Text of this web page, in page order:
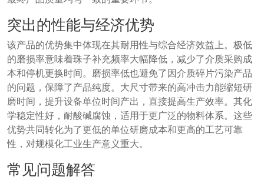
突出的性能与经济优势
该产品的优势集中体现在其耐用性与综合经济效益上。极低
的磨损率意味着珠子补充频率大幅降低，减少了介质采购成
本和停机更换时间。磨损率低也避免了因介质碎片污染产品
的问题，保障了产品纯度。大尺寸带来的高冲击力能缩短研
磨时间，提升设备单位时间产出，直接提高生产效率。其化
学稳定性好，耐酸碱腐蚀，适用于更广泛的物料体系。这些
优势共同转化为了更低的单位研磨成本和更高的工艺可靠
性，对规模化工业生产意义重大。
常见问题解答